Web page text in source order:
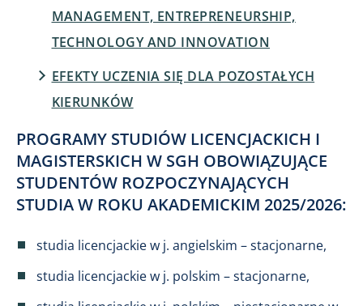
MANAGEMENT, ENTREPRENEURSHIP,
TECHNOLOGY AND INNOVATION
EFEKTY UCZENIA SIĘ DLA POZOSTAŁYCH
KIERUNKÓW
PROGRAMY STUDIÓW LICENCJACKICH I
MAGISTERSKICH W SGH OBOWIĄZUJĄCE
STUDENTÓW ROZPOCZYNAJĄCYCH
STUDIA W ROKU AKADEMICKIM 2025/2026:
studia licencjackie w j. angielskim – stacjonarne,
studia licencjackie w j. polskim – stacjonarne,